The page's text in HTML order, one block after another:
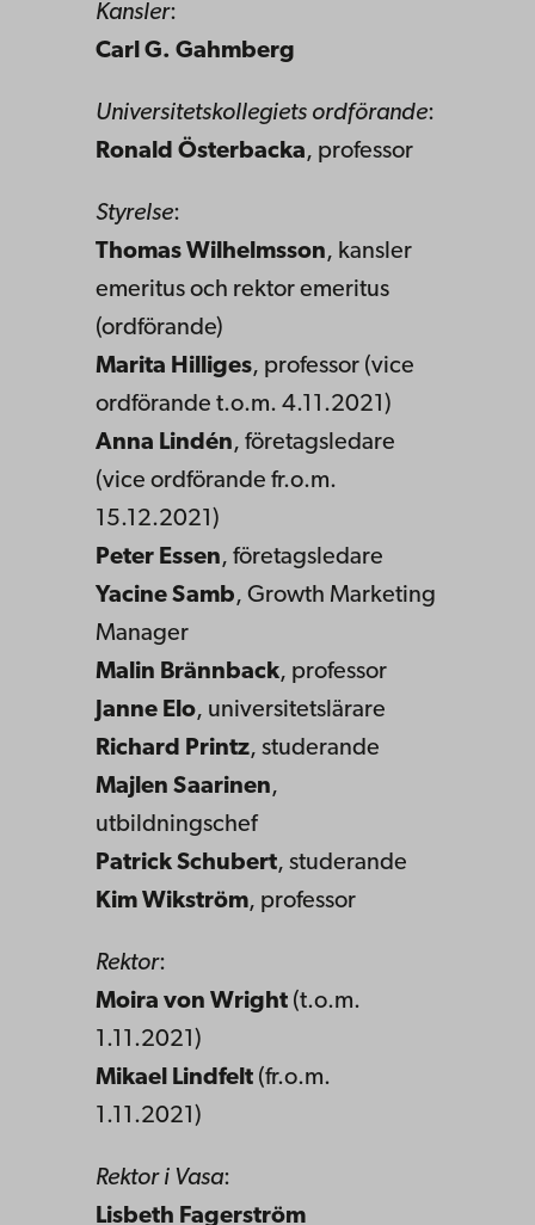
Kansler:
Carl G. Gahmberg
Universitetskollegiets ordförande:
Ronald Österbacka, professor
Styrelse:
Thomas Wilhelmsson, kansler
emeritus och rektor emeritus
(ordförande)
Marita Hilliges, professor (vice
ordförande t.o.m. 4.11.2021)
Anna Lindén, företagsledare
(vice ordförande fr.o.m.
15.12.2021)
Peter Essen, företagsledare
Yacine Samb, Growth Marketing
Manager
Malin Brännback, professor
Janne Elo, universitetslärare
Richard Printz, studerande
Majlen Saarinen,
utbildningschef
Patrick Schubert, studerande
Kim Wikström, professor
Rektor:
Moira von Wright (t.o.m.
1.11.2021)
Mikael Lindfelt (fr.o.m.
1.11.2021)
Rektor i Vasa:
Lisbeth Fagerström